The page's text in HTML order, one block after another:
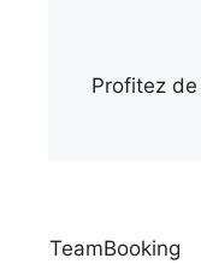
Profitez
TeamBooking